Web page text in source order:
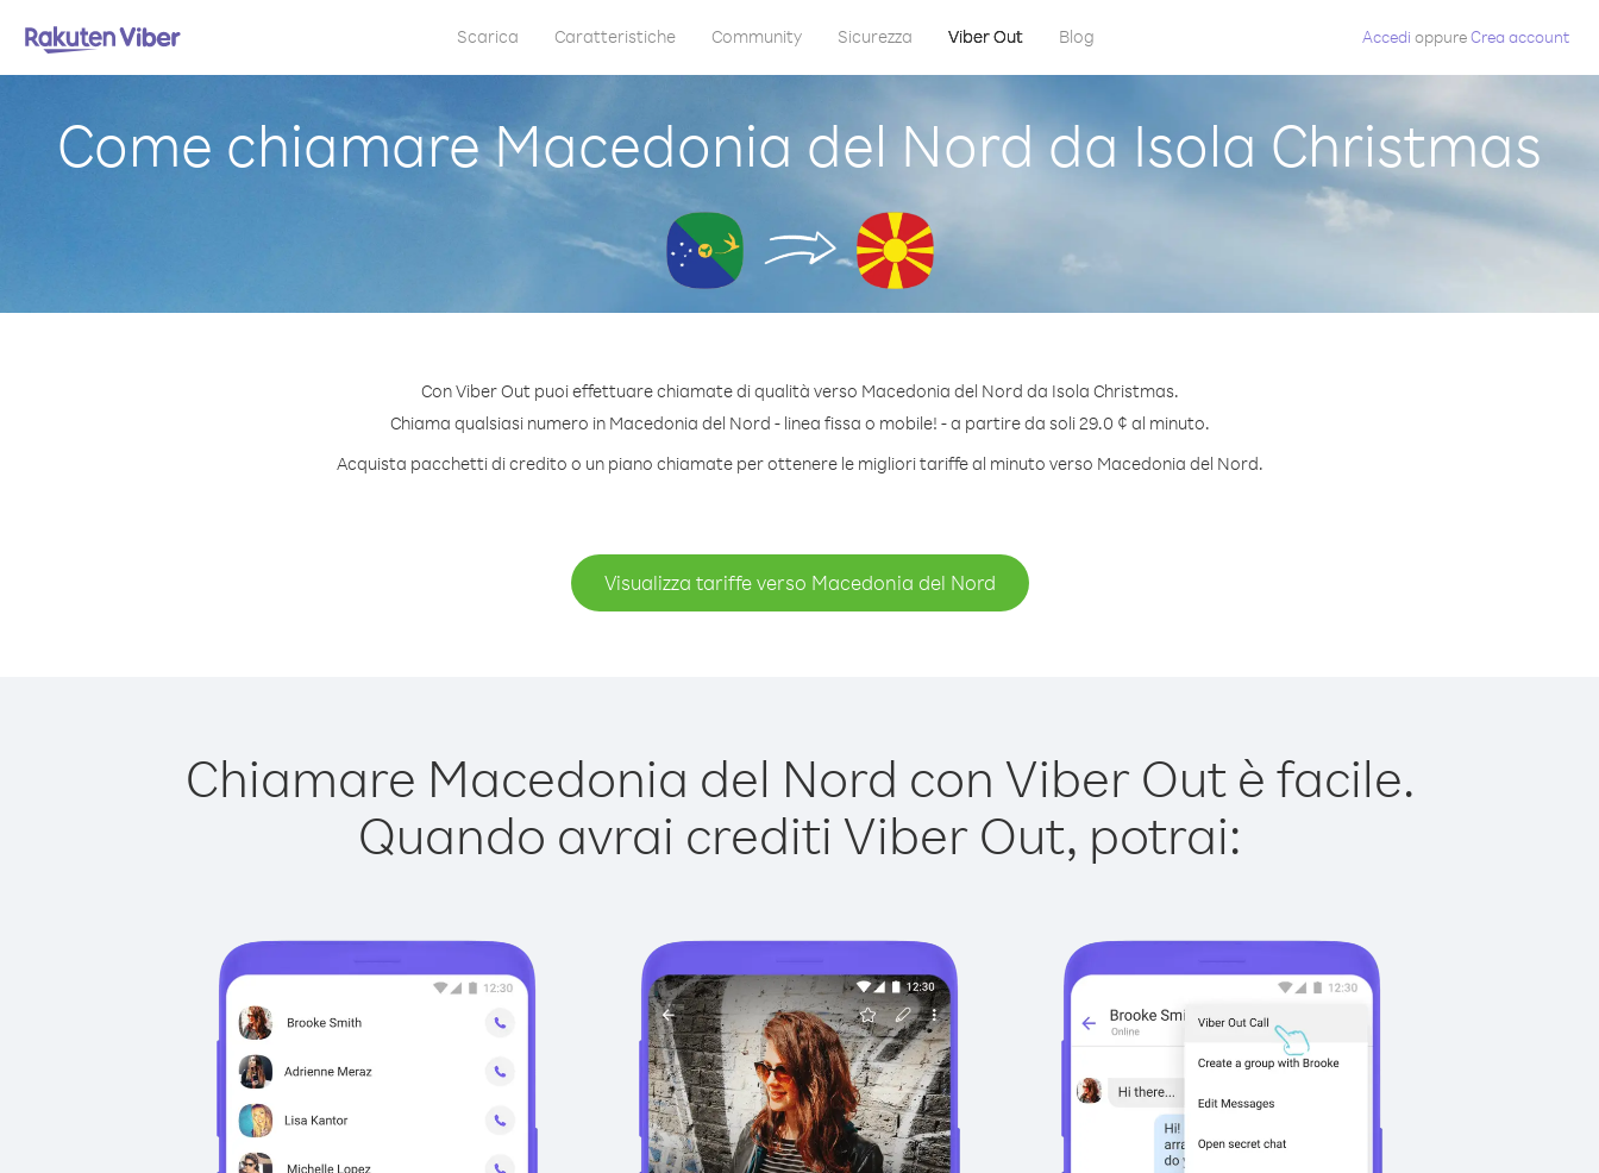
Scarica Caratteristiche Community Sicurezza Viber Out Blog Accedi oppureCrea account
Come chiamare Macedonia del Nord da Isola Christmas
Con Viber Out puoi effettuare chiamate di qualità verso Macedonia del Nord da Isola Christmas.
Chiama qualsiasi numero in Macedonia del Nord - linea fissa o mobile! - a partire da soli 29.0 ¢ al minuto.
Acquista pacchetti di credito o un piano chiamate per ottenere le migliori tariffe al minuto verso Macedonia del Nord.
Visualizza tariffe verso Macedonia del Nord
Chiamare Macedonia del Nord con Viber Out è facile.
Quando avrai crediti Viber Out, potrai: